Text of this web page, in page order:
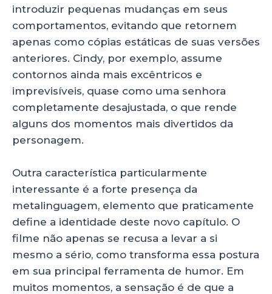
introduzir pequenas mudanças em seus
comportamentos, evitando que retornem
apenas como cópias estáticas de suas versões
anteriores. Cindy, por exemplo, assume
contornos ainda mais excêntricos e
imprevisíveis, quase como uma senhora
completamente desajustada, o que rende
alguns dos momentos mais divertidos da
personagem.
Outra característica particularmente
interessante é a forte presença da
metalinguagem, elemento que praticamente
define a identidade deste novo capítulo. O
filme não apenas se recusa a levar a si
mesmo a sério, como transforma essa postura
em sua principal ferramenta de humor. Em
muitos momentos, a sensação é de que a